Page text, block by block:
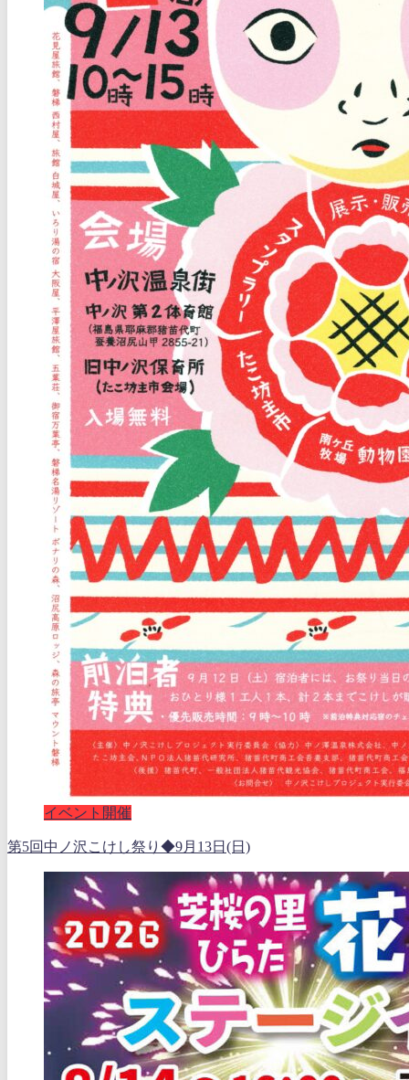
イベント開催
第5回中ノ沢こけし祭り◆9月13日(日)